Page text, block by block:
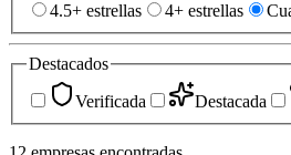
4.5+ estrellas
4+ estrellas
Destacados
Verificada
Destacada